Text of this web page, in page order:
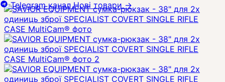
Telegram канал Нові товари→